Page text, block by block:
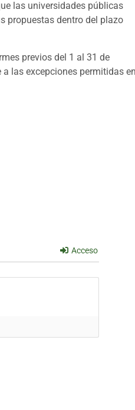
las universidades públicas
propuestas dentro del plazo
previos del 1 al 31 de
las excepciones permitidas en
Acceso